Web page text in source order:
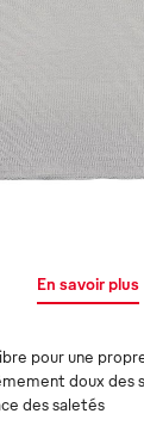
pour une
doux des
des saletés
service pour
jusqu'à
En savoir plus